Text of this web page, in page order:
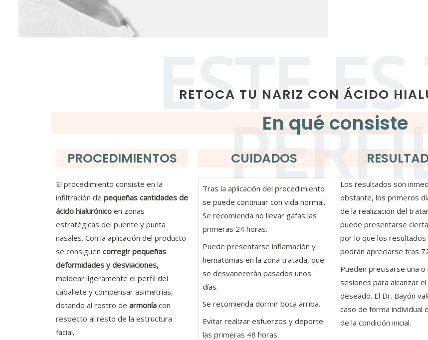
ESTE ES
RETOCA TU NARIZ CON ÁCIDO
En qué consiste
PROCEDIMIENTOS
El procedimiento consiste en la
infiltración de pequeñas cantidades de
ácido hialurónico en zonas
estratégicas del puente y punta
nasales. Con la aplicación del producto
se consiguen corregir pequeñas
deformidades y desviaciones,
moldear ligeramente el perfil del
caballete y compensar asimetrías,
dotando al rostro de armonía con
respecto al resto de la estructura
facial.
CUIDADOS
Tras la aplicación del procedimiento
se puede continuar con vida normal.
Se recomienda no llevar gafas las
primeras 24 horas.
Puede presentarse inflamación y
hematomas en la zona tratada, que
se desvanecerán pasados unos
días.
Se recomienda dormir boca arriba.
Evitar realizar esfuerzos y deporte
las primeras 48 horas.
Los resultados son
obstante, los primeros
de la realización del
puede presentarse
por lo que los
podrán apreciarse tras
Pueden precisarse una o
sesiones para alcanzar
deseado. El Dr. Bayón
caso de forma individual
de la condición inicial.